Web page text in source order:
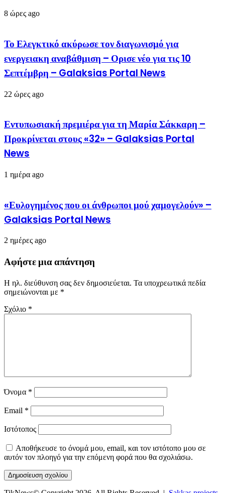
8 ώρες ago
Το Ελεγκτικό ακύρωσε τον διαγωνισμό για
ενεργειακη αναβάθμιση – Ορισε νέο για τις 10
Σεπτέμβρη – Galaksias Portal News
22 ώρες ago
Εντυπωσιακή πρεμιέρα για τη Μαρία Σάκκαρη –
Προκρίνεται στους «32» – Galaksias Portal
News
1 ημέρα ago
«Ευλογημένος που οι άνθρωποι μού χαμογελούν» –
Galaksias Portal News
2 ημέρες ago
Αφήστε μια απάντηση
Η ηλ. διεύθυνση σας δεν δημοσιεύεται. Τα υποχρεωτικά πεδία
σημειώνονται με *
Σχόλιο *
Όνομα *
Email *
Ιστότοπος
Αποθήκευσε το όνομά μου, email, και τον ιστότοπο μου σε
αυτόν τον πλοηγό για την επόμενη φορά που θα σχολιάσω.